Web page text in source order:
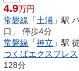
4.9万円
常磐線 「土浦 」駅
口」 停歩4分
常磐線 「神立 」駅
つくばエクスプレス
128分